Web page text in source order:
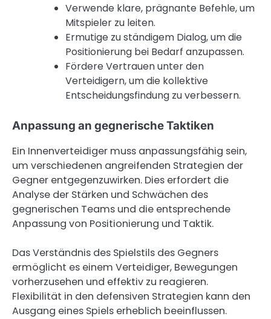
Verwende klare, prägnante Befehle, um
Mitspieler zu leiten.
Ermutige zu ständigem Dialog, um die
Positionierung bei Bedarf anzupassen.
Fördere Vertrauen unter den
Verteidigern, um die kollektive
Entscheidungsfindung zu verbessern.
Anpassung an gegnerische Taktiken
Ein Innenverteidiger muss anpassungsfähig sein,
um verschiedenen angreifenden Strategien der
Gegner entgegenzuwirken. Dies erfordert die
Analyse der Stärken und Schwächen des
gegnerischen Teams und die entsprechende
Anpassung von Positionierung und Taktik.
Das Verständnis des Spielstils des Gegners
ermöglicht es einem Verteidiger, Bewegungen
vorherzusehen und effektiv zu reagieren.
Flexibilität in den defensiven Strategien kann den
Ausgang eines Spiels erheblich beeinflussen.